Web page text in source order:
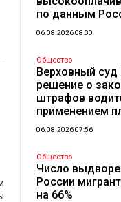
по данным
06.08.2026 08:00
Общество
Верховный
решение о
штрафов
применением
06.08.2026 07:56
Общество
Число
России
на 66%